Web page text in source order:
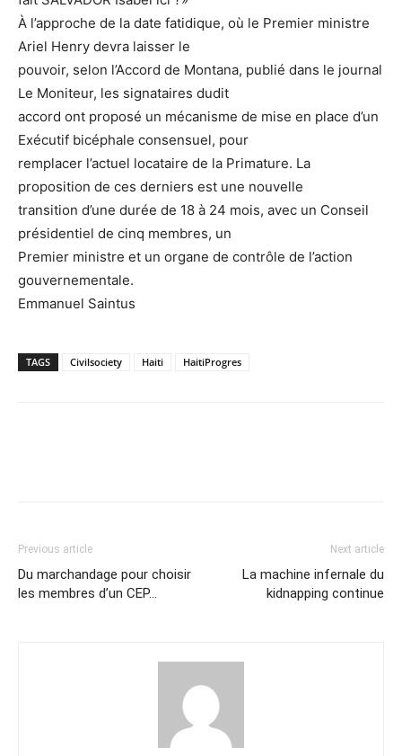
À l’approche de la date fatidique, où le Premier ministre
Ariel Henry devra laisser le
pouvoir, selon l’Accord de Montana, publié dans le journal
Le Moniteur, les signataires dudit
accord ont proposé un mécanisme de mise en place d’un
Exécutif bicéphale consensuel, pour
remplacer l’actuel locataire de la Primature. La
proposition de ces derniers est une nouvelle
transition d’une durée de 18 à 24 mois, avec un Conseil
présidentiel de cinq membres, un
Premier ministre et un organe de contrôle de l’action
gouvernementale.
Emmanuel Saintus
TAGS Civilsociety Haiti HaitiProgres
Previous article
Du marchandage pour choisir
les membres d’un CEP…
Next article
La machine infernale du
kidnapping continue